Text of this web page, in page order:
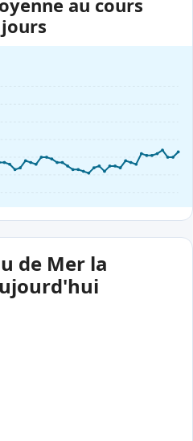
au cours
de Mer la